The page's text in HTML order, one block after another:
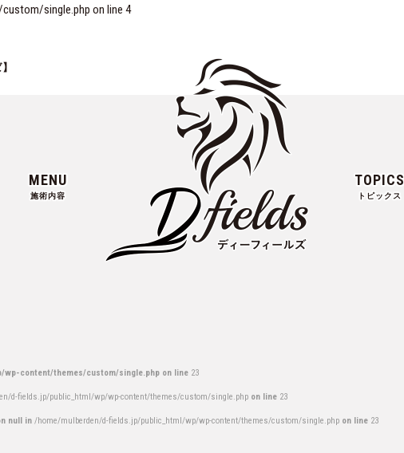
single.php on line 4
MENU
施術内容
TOPICS
トピックス
content/themes/custom/single.php on line 23
d-fields.jp/public_html/wp/wp-content/themes/custom/single.php on line 23
null in /home/mulberden/d-fields.jp/public_html/wp/wp-content/themes/custom/single.php on line 23